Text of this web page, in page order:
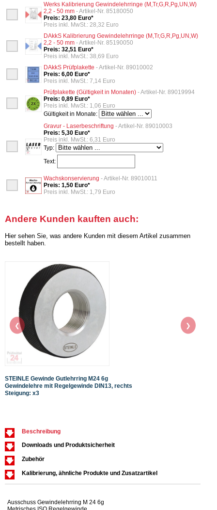
Werks Kalibrierung Gewindelehrringe (M,Tr,G,R,Pg,UN,W)
2,2 - 50 mm - Artikel-Nr. 85180050
Preis: 23,80 Euro*
Preis inkl. MwSt.: 28,32 Euro
DAkkS Kalibrierung Gewindelehrringe (M,Tr,G,R,Pg,UN,W)
2,2 - 50 mm - Artikel-Nr. 85190050
Preis: 32,51 Euro*
Preis inkl. MwSt.: 38,69 Euro
DAkkS Prüfplakette - Artikel-Nr. 89010002
Preis: 6,00 Euro*
Preis inkl. MwSt.: 7,14 Euro
Prüfplakette (Gültigkeit in Monaten) - Artikel-Nr. 89019994
Preis: 0,89 Euro*
Preis inkl. MwSt.: 1,06 Euro
Gültigkeit in Monate:
Gravur - Laserbeschriftung - Artikel-Nr. 89010003
Preis: 5,30 Euro*
Preis inkl. MwSt.: 6,31 Euro
Typ:
Text:
Wachskonservierung - Artikel-Nr. 89010011
Preis: 1,50 Euro*
Preis inkl. MwSt.: 1,79 Euro
Andere Kunden kauften auch:
Hier sehen Sie, was andere Kunden mit diesem Artikel zusammen
bestellt haben.
STEINLE Gewinde Gutlehrring M24 6g
Gewindelehre mit Regelgewinde DIN13, rechts
Steigung: x3
❮ ❯
Beschreibung
Downloads und Produktsicherheit
Zubehör
Kalibrierung, ähnliche Produkte und Zusatzartikel
Ausschuss Gewindelehrring M 24 6g